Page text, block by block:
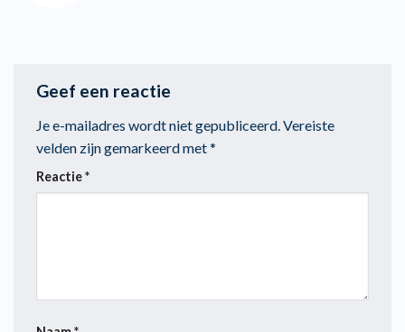
Geef een reactie
Je e-mailadres wordt niet gepubliceerd.Vereiste
velden zijn gemarkeerd met*
Reactie*